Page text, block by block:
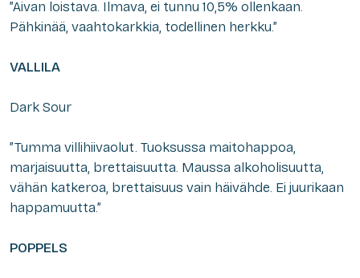
”Aivan loistava. Ilmava, ei tunnu 10,5% ollenkaan.
Pähkinää, vaahtokarkkia, todellinen herkku.”
VALLILA
Dark Sour
”Tumma villihiivaolut. Tuoksussa maitohappoa,
marjaisuutta, brettaisuutta. Maussa alkoholisuutta,
vähän katkeroa, brettaisuus vain häivähde. Ei juurikaan
happamuutta.”
POPPELS